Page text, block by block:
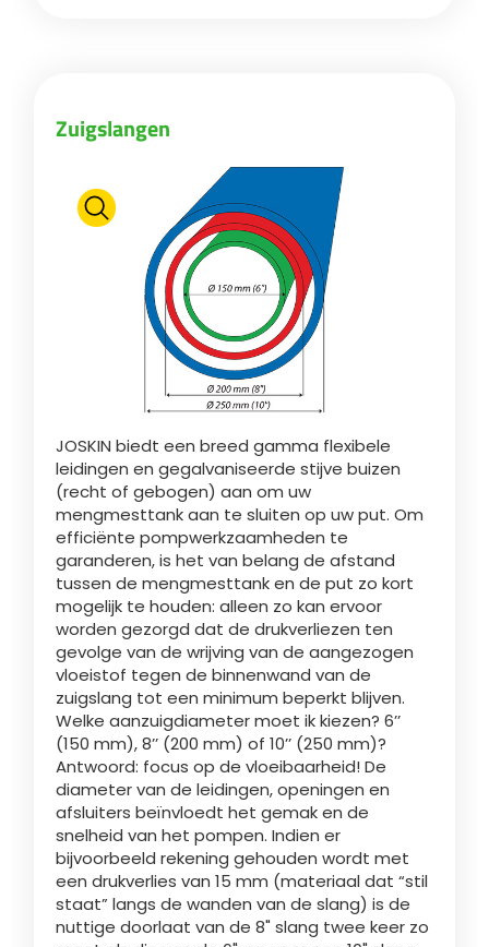
Zuigslangen
JOSKIN biedt een breed gamma flexibele
leidingen en gegalvaniseerde stijve buizen
(recht of gebogen) aan om uw
mengmesttank aan te sluiten op uw put. Om
efficiënte pompwerkzaamheden te
garanderen, is het van belang de afstand
tussen de mengmesttank en de put zo kort
mogelijk te houden: alleen zo kan ervoor
worden gezorgd dat de drukverliezen ten
gevolge van de wrijving van de aangezogen
vloeistof tegen de binnenwand van de
zuigslang tot een minimum beperkt blijven.
Welke aanzuigdiameter moet ik kiezen? 6’’
(150 mm), 8’’ (200 mm) of 10’’ (250 mm)?
Antwoord: focus op de vloeibaarheid! De
diameter van de leidingen, openingen en
afsluiters beïnvloedt het gemak en de
snelheid van het pompen. Indien er
bijvoorbeeld rekening gehouden wordt met
een drukverlies van 15 mm (materiaal dat “stil
staat” langs de wanden van de slang) is de
nuttige doorlaat van de 8" slang twee keer zo